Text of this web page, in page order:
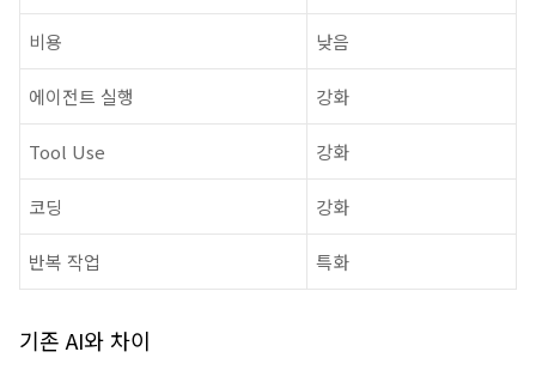
비용 낮음
에이전트 실행 강화
Tool Use 강화
코딩 강화
반복 작업 특화
기존 AI와 차이